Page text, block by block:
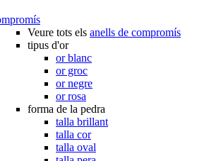
Veure tots els anells de compromís
tipus d'or
or blanc
or groc
or negre
or rosa
forma de la pedra
talla brillant
talla cor
talla oval